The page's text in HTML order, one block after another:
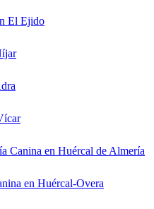
El Ejido
Canina en Huércal de Almería
en Huércal-Overa